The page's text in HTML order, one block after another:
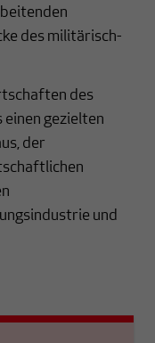
des militärisch-
des
gezielten
der
und